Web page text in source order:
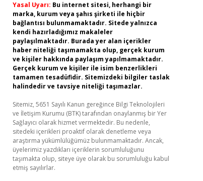
Yasal Uyarı: Bu internet sitesi, herhangi bir
marka, kurum veya şahıs şirketi ile hiçbir
bağlantısı bulunmamaktadır. Sitede yalnızca
kendi hazırladığımız makaleler
paylaşılmaktadır. Burada yer alan içerikler
haber niteliği taşımamakta olup, gerçek kurum
ve kişiler hakkında paylaşım yapılmamaktadır.
Gerçek kurum ve kişiler ile isim benzerlikleri
tamamen tesadüfidir. Sitemizdeki bilgiler taslak
halindedir ve tavsiye niteliği taşımazlar.
Sitemiz, 5651 Sayılı Kanun gereğince Bilgi Teknolojileri
ve İletişim Kurumu (BTK) tarafından onaylanmış bir Yer
Sağlayıcı olarak hizmet vermektedir. Bu nedenle,
sitedeki içerikleri proaktif olarak denetleme veya
araştırma yükümlülüğümüz bulunmamaktadır. Ancak,
üyelerimiz yazdıkları içeriklerin sorumluluğunu
taşımakta olup, siteye üye olarak bu sorumluluğu kabul
etmiş sayılırlar.